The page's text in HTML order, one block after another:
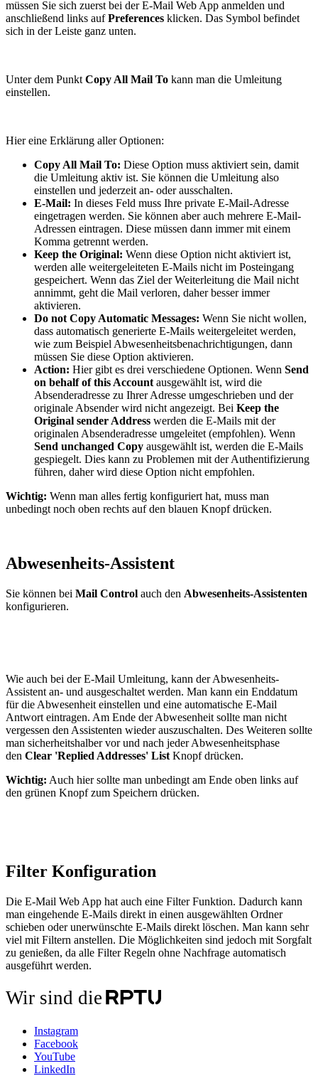
müssen Sie sich zuerst bei der E-Mail Web App anmelden und
anschließend links aufPreferences klicken. Das Symbol befindet
sich in der Leiste ganz unten.
Unter dem Punkt Copy All Mail To kann man die Umleitung
einstellen.
Hier eine Erklärung aller Optionen:
Copy All Mail To: Diese Option muss aktiviert sein, damit
die Umleitung aktiv ist. Sie können die Umleitung also
einstellen und jederzeit an- oder ausschalten.
E-Mail: In dieses Feld muss Ihre private E-Mail-Adresse
eingetragen werden. Sie können aber auch mehrere E-Mail-
Adressen eintragen. Diese müssen dann immer mit einem
Komma getrennt werden.
Keep the Original: Wenn diese Option nicht aktiviert ist,
werden alle weitergeleiteten E-Mails nicht im Posteingang
gespeichert. Wenn das Ziel der Weiterleitung die Mail nicht
annimmt, geht die Mail verloren, daher besser immer
aktivieren.
Do not Copy Automatic Messages: Wenn Sie nicht wollen,
dass automatisch generierte E-Mails weitergeleitet werden,
wie zum Beispiel Abwesenheitsbenachrichtigungen, dann
müssen Sie diese Option aktivieren.
Action: Hier gibt es drei verschiedene Optionen. Wenn Send
on behalf of this Account ausgewählt ist, wird die
Absenderadresse zu Ihrer Adresse umgeschrieben und der
originale Absender wird nicht angezeigt. Bei Keep the
Original sender Address werden die E-Mails mit der
originalen Absenderadresse umgeleitet (empfohlen). Wenn
Send unchanged Copy ausgewählt ist, werden die E-Mails
gespiegelt. Dies kann zu Problemen mit der Authentifizierung
führen, daher wird diese Option nicht empfohlen.
Wichtig: Wenn man alles fertig konfiguriert hat, muss man
unbedingt noch oben rechts auf den blauen Knopf drücken.
Abwesenheits-Assistent
Sie können bei Mail Control auch den Abwesenheits-Assistenten
konfigurieren.
Wie auch bei der E-Mail Umleitung, kann der Abwesenheits-
Assistent an- und ausgeschaltet werden. Man kann ein Enddatum
für die Abwesenheit einstellen und eine automatische E-Mail
Antwort eintragen. Am Ende der Abwesenheit sollte man nicht
vergessen den Assistenten wieder auszuschalten. Des Weiteren sollte
man sicherheitshalber vor und nach jeder Abwesenheitsphase
den Clear 'Replied Addresses' List Knopf drücken.
Wichtig: Auch hier sollte man unbedingt am Ende oben links auf
den grünen Knopf zum Speichern drücken.
Filter Konfiguration
Die E-Mail Web App hat auch eine Filter Funktion. Dadurch kann
man eingehende E-Mails direkt in einen ausgewählten Ordner
schieben oder unerwünschte E-Mails direkt löschen. Man kann sehr
viel mit Filtern anstellen. Die Möglichkeiten sind jedoch mit Sorgfalt
zu genießen, da alle Filter Regeln ohne Nachfrage automatisch
ausgeführt werden.
Wir sind die
Instagram
Facebook
YouTube
LinkedIn